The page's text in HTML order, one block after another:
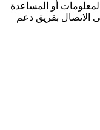
أو المساعدة
الاتصال بفريق دعم